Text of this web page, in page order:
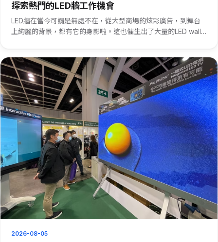
探索熱門的LED牆工作機會
LED牆在當今可謂是無處不在，從大型商場的炫彩廣告，到舞台
上絢麗的背景，都有它的身影啦。這也催生出了大量的LED wall
2026-08-05